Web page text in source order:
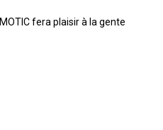
fera plaisir à la gente